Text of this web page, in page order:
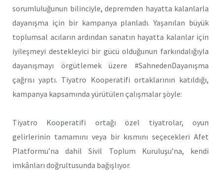
sorumluluğunun bilinciyle, depremden hayatta kalanlarla
dayanışma için bir kampanya planladı. Yaşanılan büyük
toplumsal acıların ardından sanatın hayatta kalanlar için
iyileşmeyi destekleyici bir gücü olduğunun farkındalığıyla
dayanışmayı örgütlemek üzere #SahnedenDayanışma
çağrısı yaptı. Tiyatro Kooperatifi ortaklarının katıldığı,
kampanya kapsamında yürütülen çalışmalar şöyle:
Tiyatro Kooperatifi ortağı özel tiyatrolar, oyun
gelirlerinin tamamını veya bir kısmını seçecekleri Afet
Platformu’na dahil Sivil Toplum Kuruluşu’na, kendi
imkânları doğrultusunda bağışlıyor.